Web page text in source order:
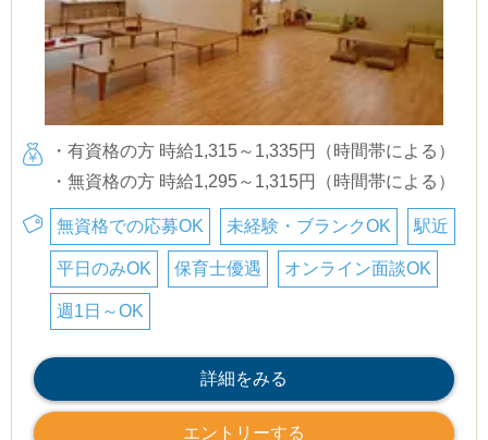
・有資格の方 時給1,315～1,335円（時間帯による）
・無資格の方 時給1,295～1,315円（時間帯による）
無資格での応募OK 未経験・ブランクOK 駅近
平日のみOK 保育士優遇 オンライン面談OK
週1日～OK
詳細をみる
エントリーする